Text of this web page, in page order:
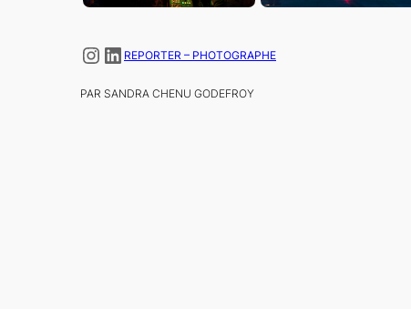
Instagram LinkedIn REPORTER – PHOTOGRAPHE
PAR SANDRA CHENU GODEFROY